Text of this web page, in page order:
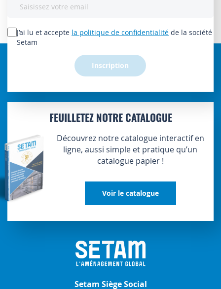
lettre
d’information
J’ai lu et accepte la politique de confidentialité de la société
Setam
Inscription
FEUILLETEZ NOTRE CATALOGUE
Découvrez notre catalogue interactif en
ligne, aussi simple et pratique qu’un
catalogue papier !
Voir le catalogue
Setam Siège Social